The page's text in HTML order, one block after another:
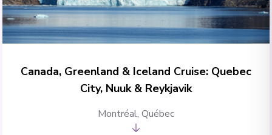
Canada, Greenland & Iceland Cruise: Quebec
City, Nuuk & Reykjavik
Montréal, Québec